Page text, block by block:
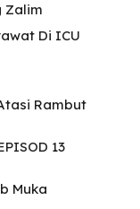
Zalim
Di ICU
Rambut
13
Muka